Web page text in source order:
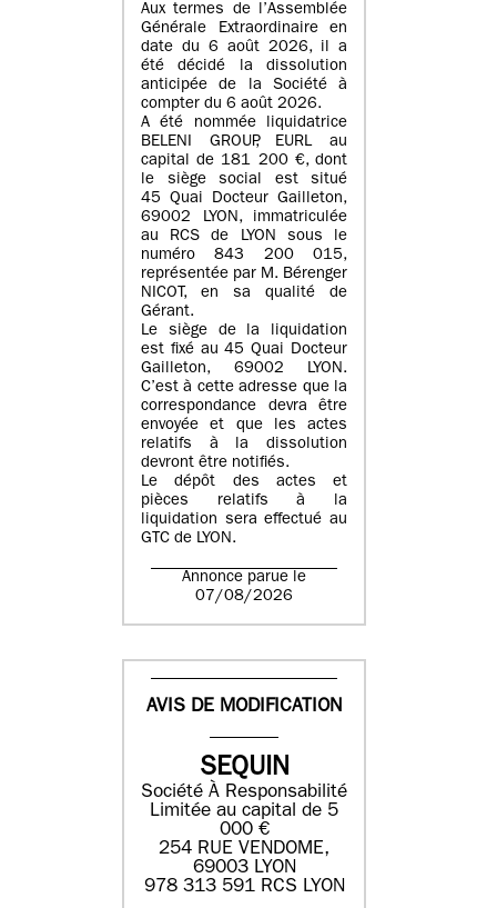
Aux termes de l’Assemblée
Générale Extraordinaire en
date du 6 août 2026, il a
été décidé la dissolution
anticipée de la Société à
compter du 6 août 2026.
A été nommée liquidatrice
BELENI GROUP, EURL au
capital de 181 200 €, dont
le siège social est situé
45 Quai Docteur Gailleton,
69002 LYON, immatriculée
au RCS de LYON sous le
numéro 843 200 015,
représentée par M. Bérenger
NICOT, en sa qualité de
Gérant.
Le siège de la liquidation
est fixé au45 Quai Docteur
Gailleton, 69002 LYON.
C’est à cette adresse que la
correspondance devra être
envoyée et que les actes
relatifs à la dissolution
devront être notifiés.
Le dépôt des actes et
pièces relatifs à la
liquidation sera effectué au
GTC de LYON.
Annonce parue le
07/08/2026
AVIS DE MODIFICATION
SEQUIN
Société À Responsabilité
Limitée au capital de 5
000 €
254 RUE VENDOME,
69003 LYON
978 313 591 RCS LYON